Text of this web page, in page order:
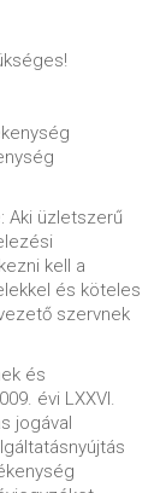
Aki üzletszerű
kell a
és köteles
szervnek
és
évi LXXVI.
jogával